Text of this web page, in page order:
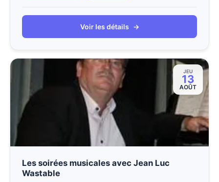
Voir les détails →
JEU
13
AOÛT
Les soirées musicales avec Jean Luc
Wastable